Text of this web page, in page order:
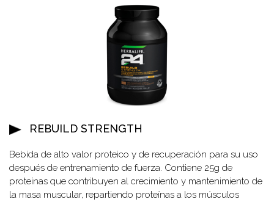
REBUILD STRENGTH
Bebida de alto valor proteico y de recuperación para su uso
después de entrenamiento de fuerza. Contiene 25g de
proteínas que contribuyen al crecimiento y mantenimiento de
la masa muscular, repartiendo proteínas a los músculos